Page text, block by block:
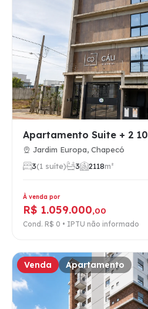
Jardim Europa, Chapecó
3(1 suíte) 3 2118m²
À venda por
R$ 1.059.000,00
Cond. R$ 0 • IPTU não informado
Venda Apartamento